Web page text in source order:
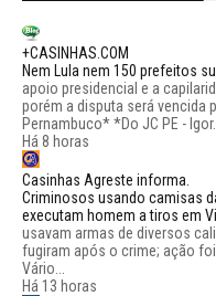
+CASINHAS.COM
Nem Lula nem 150 prefeitos
apoio presidencial e a
porém a disputa será vencida
Pernambuco* *Do JC PE - Igor...
Há 8 horas
Casinhas Agreste informa.
Criminosos usando camisas
executam homem a tiros em
usavam armas de diversos
fugiram após o crime; ação
Vário...
Há 13 horas